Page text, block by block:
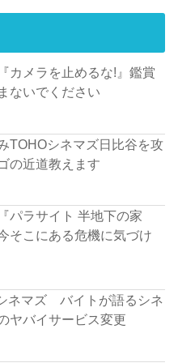
カメラを止めるな!』鑑賞
ないでください
TOHOシネマズ日比谷を攻
の近道教えます
パラサイト 半地下の家
そこにある危機に気づけ
ネマズ バイトが語るシネ
ヤバイサービス変更